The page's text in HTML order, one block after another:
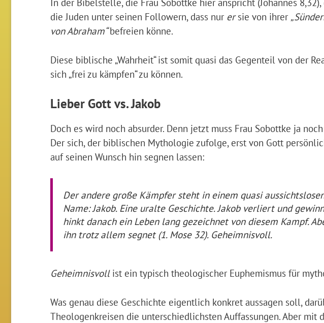
die Juden unter seinen Followern, dass nur ersie von ihrer
von Abraham“befreien könne.
Diese biblische „Wahrheit“ ist somit quasi das Gegenteil von der
sich „frei zu kämpfen“ zu können.
Lieber Gott vs. Jakob
Doch es wird noch absurder. Denn jetzt muss Frau Sobottke ja
Der sich, der biblischen Mythologie zufolge, erst von Gott
auf seinen Wunsch hin segnen lassen:
Der andere große Kämpfer steht in einem quasi
Name: Jakob. Eine uralte Geschichte. Jakob verliert und
hinkt danach ein Leben lang gezeichnet von diesem Kampf.
ihn trotz allem segnet (1. Mose 32). Geheimnisvoll.
Geheimnisvoll ist ein typisch theologischer Euphemismus für
Was genau diese Geschichte eigentlich konkret aussagen soll,
Theologenkreisen die unterschiedlichsten Auffassungen. Aber mit